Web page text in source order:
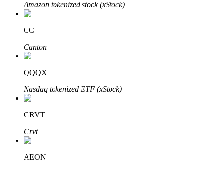
Stake Etmeyi Öğrenin
Amazon tokenized stock (xStock)
CC
Canton
QQQX
Nasdaq tokenized ETF (xStock)
GRVT
Grvt
AEON